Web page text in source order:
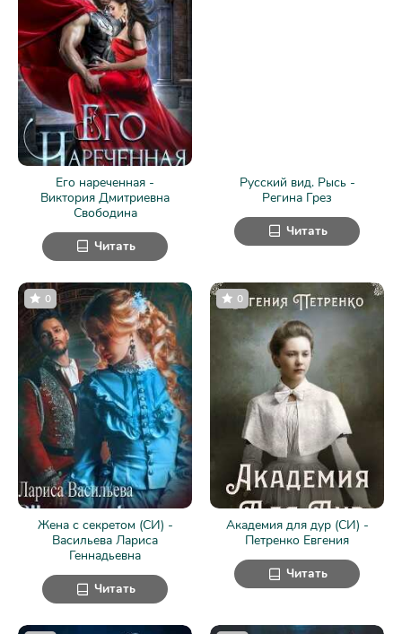
Его нареченная -
Виктория Дмитриевна
Свободина
Читать
Русский вид. Рысь -
Регина Грез
Читать
Жена с секретом (СИ) -
Васильева Лариса
Геннадьевна
0
Читать
Академия для дур (СИ) -
Петренко Евгения
0
Читать